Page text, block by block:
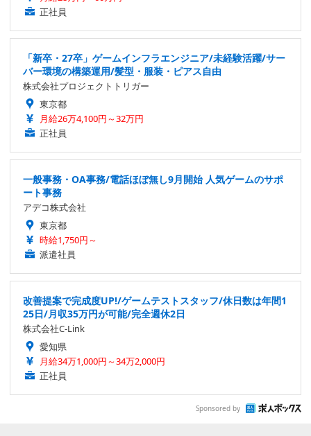
正社員
「新卒・27卒」ゲームインフラエンジニア/未経験活躍/サー
バー環境の構築運用/髪型・服装・ピアス自由
株式会社プロジェクトトリガー
東京都
月給26万4,100円～32万円
正社員
一般事務・OA事務/電話ほぼ無し9月開始 人気ゲームのサポ
ート事務
アデコ株式会社
東京都
時給1,750円～
派遣社員
改善提案で完成度UP!/ゲームテストスタッフ/休日数は年間1
25日/月収35万円が可能/完全週休2日
株式会社C-Link
愛知県
月給34万1,000円～34万2,000円
正社員
Sponsored by